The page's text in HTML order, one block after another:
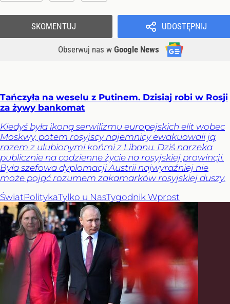
UDOSTĘPNIJ
Obserwuj nas w Google News
SKOMENTUJ
Tańczyła na weselu z Putinem. Dzisiaj robi w Rosji
za żywy bankomat
Kiedyś była ikoną serwilizmu europejskich elit wobec
Moskwy, potem rosyjscy najemnicy ewakuowali ją
razem z ulubionymi końmi z Libanu. Dziś narzeka
publicznie na codzienne życie na rosyjskiej prowincji.
Była szefowa dyplomacji Austrii najwyraźniej nie
może pojąć rozumem zakamarków rosyjskiej duszy.
ŚwiatPolitykaTylko u NasTygodnik Wprost